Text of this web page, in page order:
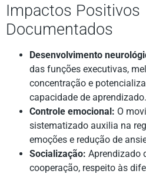
Impactos Positivos
Documentados
Desenvolvimento
das funções executivas,
concentração e
capacidade de aprendizado.
Controle emocional: O
sistematizado auxilia na
emoções e redução de
Socialização: Aprendizado
cooperação, respeito às